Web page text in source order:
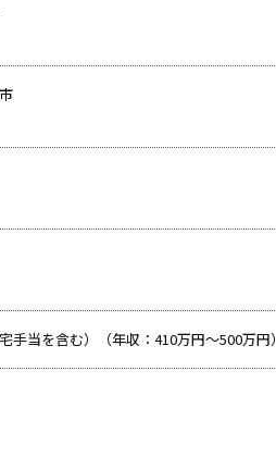
当を含む）（年収：410万円～500万円）